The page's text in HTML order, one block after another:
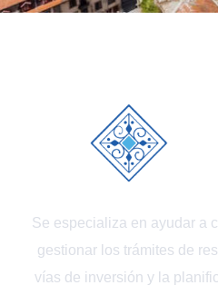
Se especializa en ayudar a
gestionar los trámites de
vías de inversión y la